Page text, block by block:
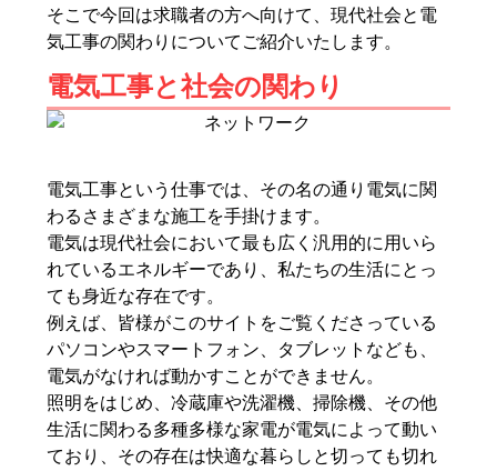
そこで今回は求職者の方へ向けて、現代社会と電
気工事の関わりについてご紹介いたします。
電気工事と社会の関わり
電気工事という仕事では、その名の通り電気に関
わるさまざまな施工を手掛けます。
電気は現代社会において最も広く汎用的に用いら
れているエネルギーであり、私たちの生活にとっ
ても身近な存在です。
例えば、皆様がこのサイトをご覧くださっている
パソコンやスマートフォン、タブレットなども、
電気がなければ動かすことができません。
照明をはじめ、冷蔵庫や洗濯機、掃除機、その他
生活に関わる多種多様な家電が電気によって動い
ており、その存在は快適な暮らしと切っても切れ